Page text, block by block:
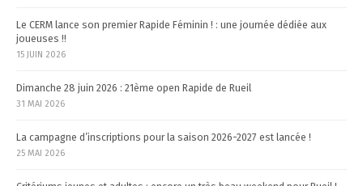
nLe CERM lance son premier Rapide Féminin ! : une journée dédiée aux
joueuses !!
15 JUIN 2026
Dimanche 28 juin 2026 : 21ème open Rapide de Rueil
31 MAI 2026
La campagne d’inscriptions pour la saison 2026-2027 est lancée !
25 MAI 2026